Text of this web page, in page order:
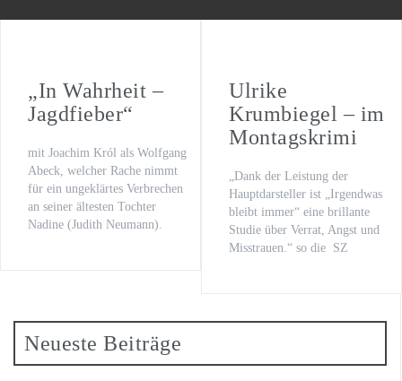
WILSBERG – VATERFREUDEN
Oona von Maydell
Michael Rotschopf und Charlotte Puder
TV-Premiere
„Fritzie – Der Himmel muss warten“
„In Wahrheit –
Jagdfieber“
mit Joachim Król als Wolfgang
Abeck, welcher Rache nimmt
für ein ungeklärtes Verbrechen
an seiner ältesten Tochter
Nadine (Judith Neumann).
Ulrike
Krumbiegel – im
Montagskrimi
„Dank der Leistung der
Hauptdarsteller ist „Irgendwas
bleibt immer“ eine brillante
Studie über Verrat, Angst und
Misstrauen.“ so die SZ
Neueste Beiträge